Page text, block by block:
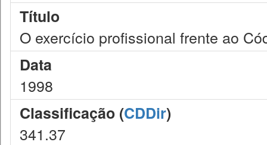
Título
O exercício profissional frente ao
Data
1998
Classificação (CDDir)
341.37